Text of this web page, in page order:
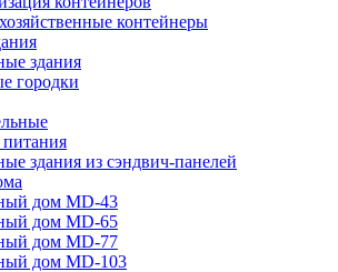
контейнеры
здания
городки
здания из сэндвич-панелей
дом MD-43
дом MD-65
дом MD-77
дом MD-103